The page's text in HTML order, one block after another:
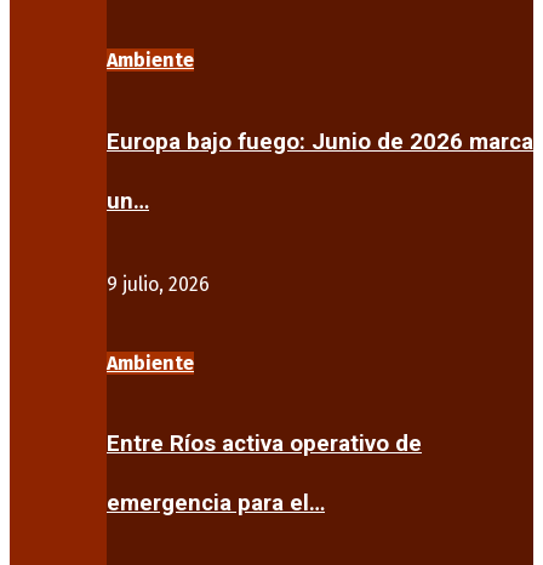
Ambiente
Europa bajo fuego: Junio de 2026 marca
un…
9 julio, 2026
Ambiente
Entre Ríos activa operativo de
emergencia para el…